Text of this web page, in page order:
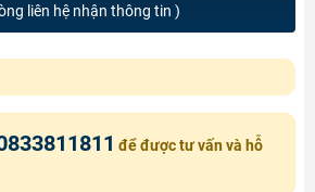
liên hệ nhận thông tin )
để được tư vấn và hỗ